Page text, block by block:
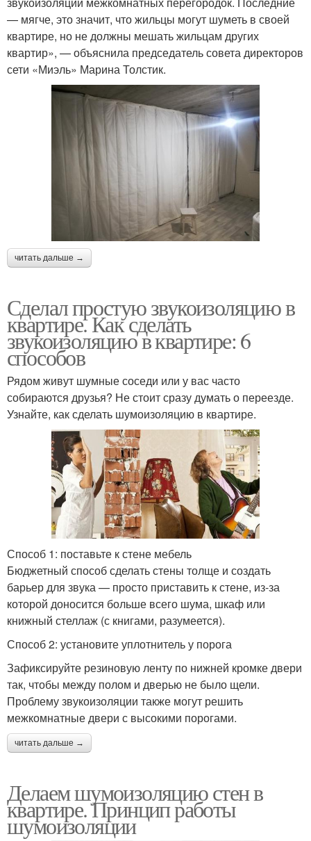
— мягче, это значит, что жильцы могут шуметь в своей
квартире, но не должны мешать жильцам других
квартир», — объяснила председатель совета директоров
сети «Миэль» Марина Толстик.
читать дальше →
Сделал простую звукоизоляцию в
квартире. Как сделать
звукоизоляцию в квартире: 6
способов
Рядом живут шумные соседи или у вас часто
собираются друзья? Не стоит сразу думать о переезде.
Узнайте, как сделать шумоизоляцию в квартире.
Способ 1: поставьте к стене мебель
Бюджетный способ сделать стены толще и создать
барьер для звука — просто приставить к стене, из-за
которой доносится больше всего шума, шкаф или
книжный стеллаж (с книгами, разумеется).
Способ 2: установите уплотнитель у порога
Зафиксируйте резиновую ленту по нижней кромке двери
так, чтобы между полом и дверью не было щели.
Проблему звукоизоляции также могут решить
межкомнатные двери с высокими порогами.
читать дальше →
Делаем шумоизоляцию стен в
квартире. Принцип работы
шумоизоляции